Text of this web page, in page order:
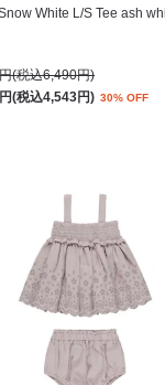
White L/S Tee ash
(税込6,490円)
(税込4,543円) 30% OFF